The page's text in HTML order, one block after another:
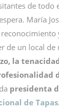
de todo
María
de un local
la
presidenta
de